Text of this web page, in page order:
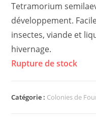
Tetramorium
développement.
insectes, viande et
hivernage.
Rupture de stock
Catégorie : Colonies de